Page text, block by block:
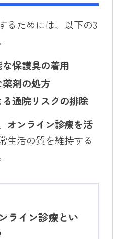
るためには、以下の3
保護具の着用
剤の処方
通院リスクの排除
オンライン診療を活
生活の質を維持する
ライン診療とい